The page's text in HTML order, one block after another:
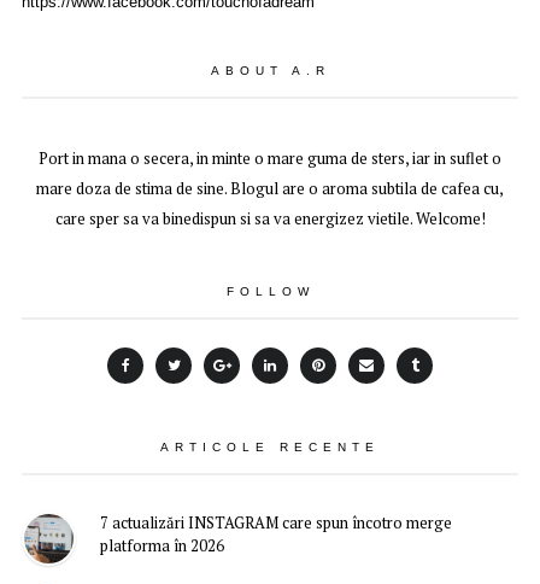
ABOUT A.R
Port in mana o secera, in minte o mare guma de sters, iar in suflet o
mare doza de stima de sine. Blogul are o aroma subtila de cafea cu,
care sper sa va binedispun si sa va energizez vietile. Welcome!
FOLLOW
ARTICOLE RECENTE
7 actualizări INSTAGRAM care spun încotro merge
platforma în 2026